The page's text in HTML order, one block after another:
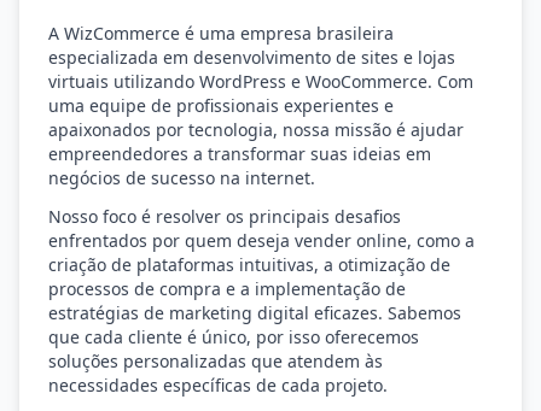
A WizCommerce é uma empresa brasileira
especializada em desenvolvimento de sites e lojas
virtuais utilizando WordPress e WooCommerce. Com
uma equipe de profissionais experientes e
apaixonados por tecnologia, nossa missão é ajudar
empreendedores a transformar suas ideias em
negócios de sucesso na internet.
Nosso foco é resolver os principais desafios
enfrentados por quem deseja vender online, como a
criação de plataformas intuitivas, a otimização de
processos de compra e a implementação de
estratégias de marketing digital eficazes. Sabemos
que cada cliente é único, por isso oferecemos
soluções personalizadas que atendem às
necessidades específicas de cada projeto.